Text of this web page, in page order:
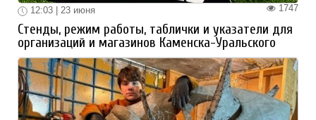
1747
12:03 | 23 июня
Стенды, режим работы, таблички и указатели для
организаций и магазинов Каменска-Уральского